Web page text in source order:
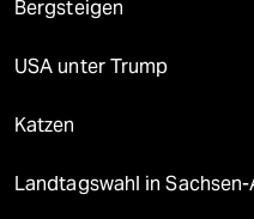
Bergsteigen
USA unter Trump
Katzen
Landtagswahl in